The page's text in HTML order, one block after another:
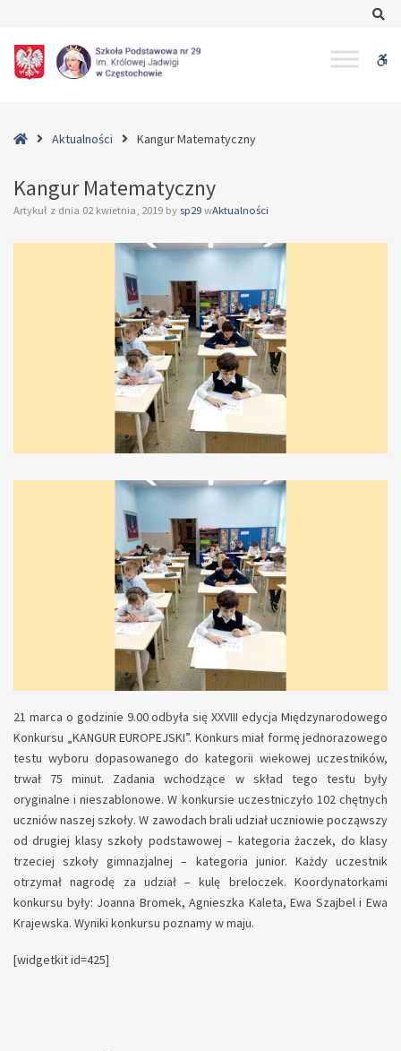
Matematyczny
HomeAktualności Kangur Matematyczny
Kangur Matematyczny
Artykuł z dnia 02 kwietnia, 2019 by sp29 wAktualności
21 marca o godzinie 9.00 odbyła się XXVIII edycja Międzynarodowego
Konkursu „KANGUR EUROPEJSKI”. Konkurs miał formę jednorazowego
testu wyboru dopasowanego do kategorii wiekowej uczestników,
trwał 75 minut. Zadania wchodzące w skład tego testu były
oryginalne i nieszablonowe. W konkursie uczestniczyło 102 chętnych
uczniów naszej szkoły. W zawodach brali udział uczniowie począwszy
od drugiej klasy szkoły podstawowej – kategoria żaczek, do klasy
trzeciej szkoły gimnazjalnej – kategoria junior. Każdy uczestnik
otrzymał nagrodę za udział – kulę breloczek. Koordynatorkami
konkursu były: Joanna Bromek, Agnieszka Kaleta, Ewa Szajbel i Ewa
Krajewska. Wyniki konkursu poznamy w maju.
[widgetkit id=425]